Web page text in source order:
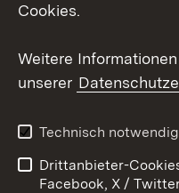
Youtube
Kontakt
Barrierefreiheit
Impressum
Cookies.
Weitere
unserer
Technisch
Drittanbieter-
Facebook, X /